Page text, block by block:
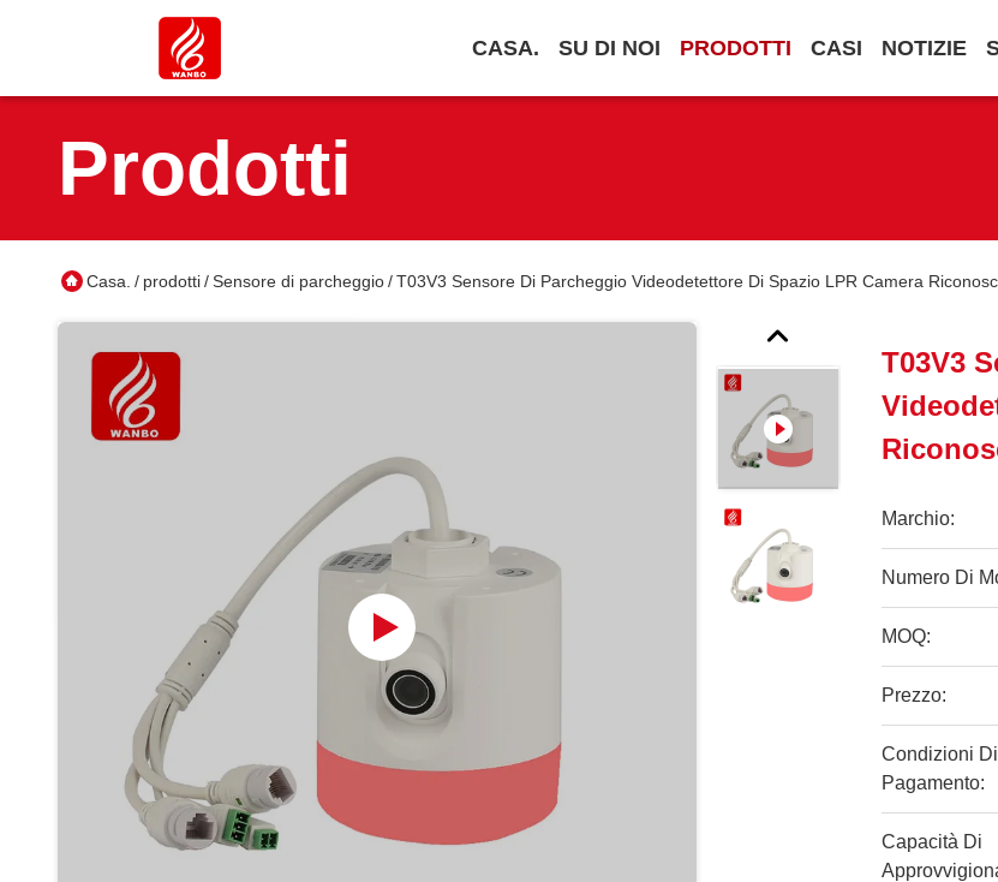
CASA. SU DI NOI PRODOTTI CASI NOTIZIE
Prodotti
Casa. / prodotti/Sensore di parcheggio/T03V3 Sensore Di Parcheggio Videodetettore Di Spazio LPR Camera
T03V3
Marchio:
Numero Di
MOQ:
Prezzo:
Condizioni Di
Pagamento:
Capacità Di